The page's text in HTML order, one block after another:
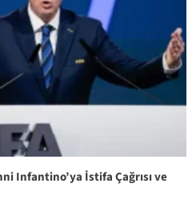
Infantino’ya İstifa Çağrısı ve